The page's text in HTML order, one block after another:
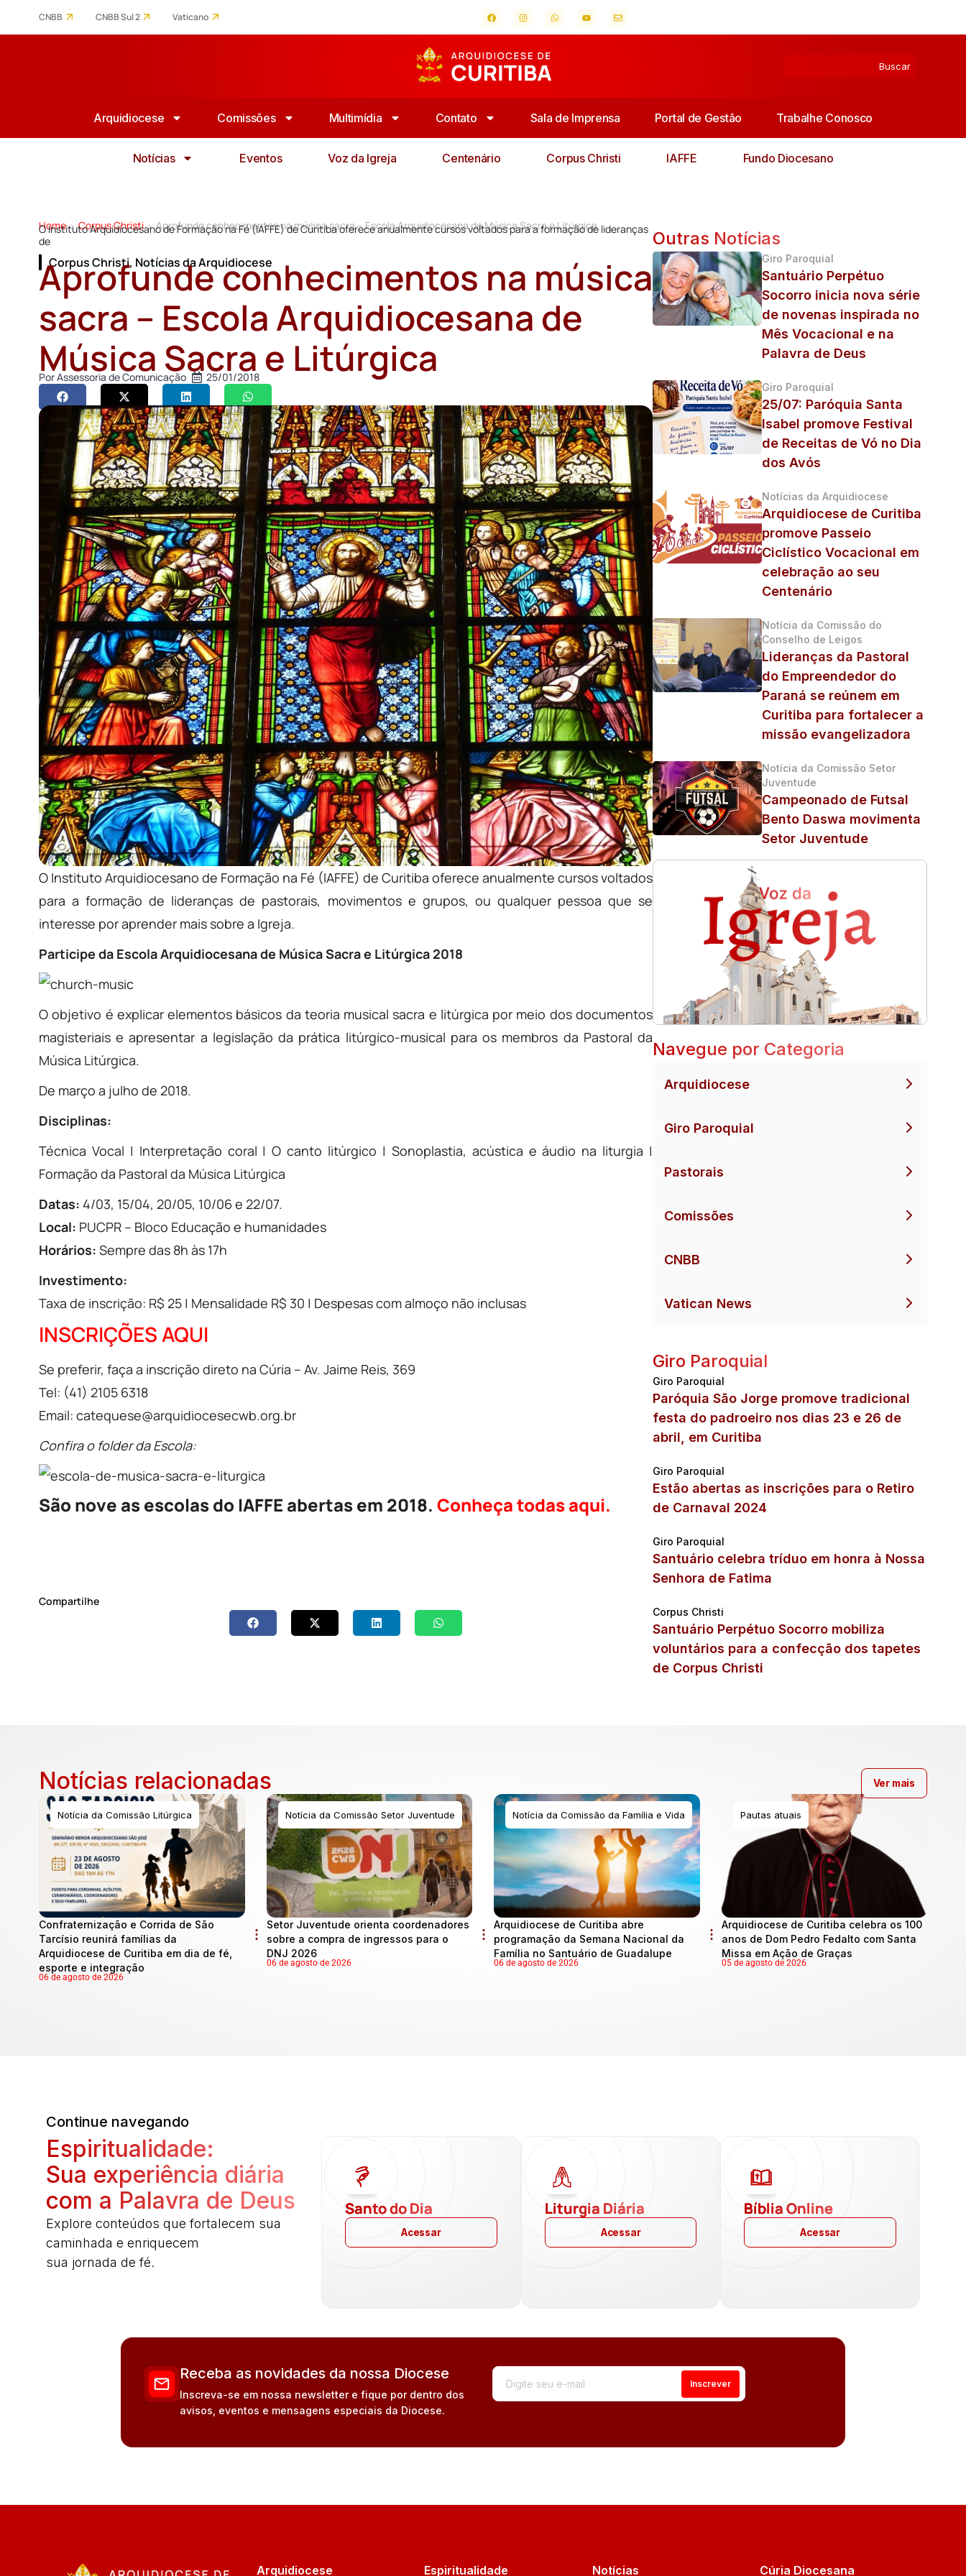
CNBB CNBB Sul 2 Vaticano
Arquidiocese Comissões Multimídia Contato Sala de Imprensa Portal de Gestão Trabalhe Conosco
Notícias Eventos Voz da Igreja Centenário Corpus Christi IAFFE Fundo Diocesano
Home > Corpus Christi > Aprofunde conhecimentos na música sacra – Escola Arquidiocesana de Música Sacra e Litúrgica
O Instituto Arquidiocesano de Formação na Fé (IAFFE) de Curitiba oferece anualmente cursos voltados para a formação de lideranças
de
Corpus Christi, Notícias da Arquidiocese
Aprofunde conhecimentos na música
sacra – Escola Arquidiocesana de
Música Sacra e Litúrgica
PorAssessoria de Comunicação 25/01/2018
O Instituto Arquidiocesano de Formação na Fé (IAFFE) de Curitiba oferece anualmente cursos voltados
para a formação de lideranças de pastorais, movimentos e grupos, ou qualquer pessoa que se
interesse por aprender mais sobre a Igreja.
Participe da Escola Arquidiocesana de Música Sacra e Litúrgica 2018
O objetivo é explicar elementos básicos da teoria musical sacra e litúrgica por meio dos documentos
magisteriais e apresentar a legislação da prática litúrgico-musical para os membros da Pastoral da
Música Litúrgica.
De março a julho de 2018.
Disciplinas:
Técnica Vocal | Interpretação coral | O canto litúrgico | Sonoplastia, acústica e áudio na liturgia |
Formação da Pastoral da Música Litúrgica
Datas: 4/03, 15/04, 20/05, 10/06 e 22/07.
Local: PUCPR – Bloco Educação e humanidades
Horários: Sempre das 8h às 17h
Investimento:
Taxa de inscrição: R$ 25 | Mensalidade R$ 30 | Despesas com almoço não inclusas
INSCRIÇÕES AQUI
Se preferir, faça a inscrição direto na Cúria – Av. Jaime Reis, 369
Tel: (41) 2105 6318
Email: catequese@arquidiocesecwb.org.br
Confira o folder da Escola:
São nove as escolas do IAFFE abertas em 2018. Conheça todas aqui.
Compartilhe
Outras Notícias
Giro Paroquial
Santuário Perpétuo
Socorro inicia nova série
de novenas inspirada no
Mês Vocacional e na
Palavra de Deus
Giro Paroquial
25/07: Paróquia Santa
Isabel promove Festival
de Receitas de Vó no Dia
dos Avós
Notícias da Arquidiocese
Arquidiocese de Curitiba
promove Passeio
Ciclístico Vocacional em
celebração ao seu
Centenário
Notícia da Comissão do
Conselho de Leigos
Lideranças da Pastoral
do Empreendedor do
Paraná se reúnem em
Curitiba para fortalecer a
missão evangelizadora
Notícia da Comissão Setor
Juventude
Campeonado de Futsal
Bento Daswa movimenta
Setor Juventude
Navegue por Categoria
Arquidiocese
Giro Paroquial
Pastorais
Comissões
CNBB
Vatican News
Giro Paroquial
Giro Paroquial
Paróquia São Jorge promove tradicional
festa do padroeiro nos dias 23 e 26 de
abril, em Curitiba
Giro Paroquial
Estão abertas as inscrições para o Retiro
de Carnaval 2024
Giro Paroquial
Santuário celebra tríduo em honra à Nossa
Senhora de Fatima
Corpus Christi
Santuário Perpétuo Socorro mobiliza
voluntários para a confecção dos tapetes
de Corpus Christi
Notícias relacionadas
Notícia da Comissão Litúrgica
Confraternização e Corrida de São
Tarcísio reunirá famílias da
Arquidiocese de Curitiba em dia de fé,
esporte e integração
06 de agosto de 2026
Notícia da Comissão Setor Juventude
Setor Juventude orienta coordenadores
sobre a compra de ingressos para o
DNJ 2026
06 de agosto de 2026
Notícia da Comissão da Família e Vida
Arquidiocese de Curitiba abre
programação da Semana Nacional da
Família no Santuário de Guadalupe
06 de agosto de 2026
Pautas atuais
Arquidiocese de Curitiba celebra os 100
anos de Dom Pedro Fedalto com Santa
Missa em Ação de Graças
05 de agosto de 2026
Ver mais
Continue navegando
Espiritualidade:
Sua experiência diária
com a Palavra de Deus
Explore conteúdos que fortalecem sua
caminhada e enriquecem
sua jornada de fé.
Santo do Dia
Acessar
Liturgia Diária
Acessar
Bíblia Online
Acessar
Receba as novidades da nossa Diocese
Inscreva-se em nossa newsletter e fique por dentro dos
avisos, eventos e mensagens especiais da Diocese.
Arquidiocese Espiritualidade Notícias Cúria Diocesana